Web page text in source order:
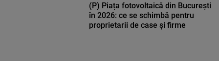
(P) Piața fotovoltaică din București
în 2026: ce se schimbă pentru
proprietarii de case și firme